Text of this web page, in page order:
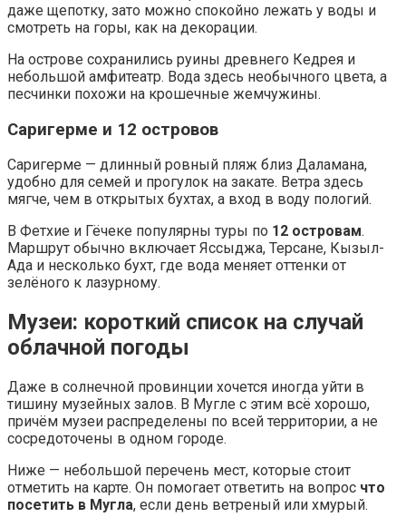
даже щепотку, зато можно спокойно лежать у воды и
смотреть на горы, как на декорации.
На острове сохранились руины древнего Кедрея и
небольшой амфитеатр. Вода здесь необычного цвета, а
песчинки похожи на крошечные жемчужины.
Саригерме и 12 островов
Саригерме — длинный ровный пляж близ Даламана,
удобно для семей и прогулок на закате. Ветра здесь
мягче, чем в открытых бухтах, а вход в воду пологий.
В Фетхие и Гёчеке популярны туры по 12 островам.
Маршрут обычно включает Яссыджа, Терсане, Кызыл-
Ада и несколько бухт, где вода меняет оттенки от
зелёного к лазурному.
Музеи: короткий список на случай
облачной погоды
Даже в солнечной провинции хочется иногда уйти в
тишину музейных залов. В Мугле с этим всё хорошо,
причём музеи распределены по всей территории, а не
сосредоточены в одном городе.
Ниже — небольшой перечень мест, которые стоит
отметить на карте. Он помогает ответить на вопрос что
посетить в Мугла, если день ветреный или хмурый.